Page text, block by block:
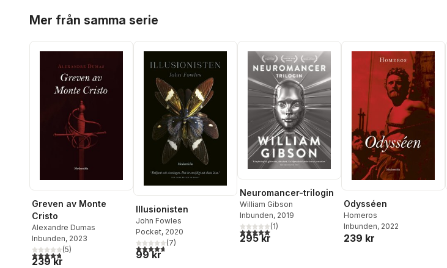
Mer från samma serie
Greven av Monte
Cristo
Alexandre Dumas
Inbunden, 2023
4,8utav 5 stjärnor. Totalt antal röster:
(5)
239 kr
Illusionisten
John Fowles
Pocket, 2020
4,7utav 5 stjärnor. Totalt antal röster:
(7)
99 kr
Neuromancer-trilogin
William Gibson
Inbunden, 2019
5,0utav 5 stjärnor. Totalt antal röster:
(1)
295 kr
Odysséen
Homeros
Inbunden, 2022
239 kr